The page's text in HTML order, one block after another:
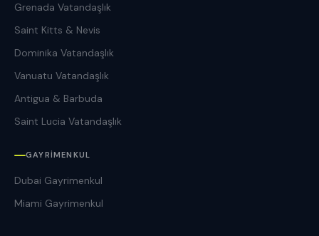
Grenada Vatandaşlık
Saint Kitts & Nevis
Dominika Vatandaşlık
Vanuatu Vatandaşlık
Antigua & Barbuda
Saint Lucia Vatandaşlık
GAYRIMENKUL
Dubai Gayrimenkul
Miami Gayrimenkul